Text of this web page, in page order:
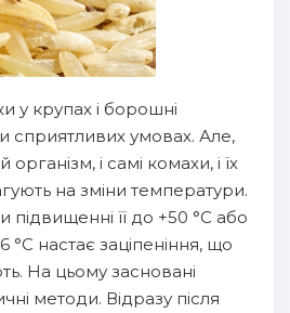
у крупах і борошні
сприятливих умовах. Але,
і самі комахи, і їх
на зміни температури.
підвищенні її до +50 °С або
°С настає заціпеніння, що
На цьому засновані
методи. Відразу після